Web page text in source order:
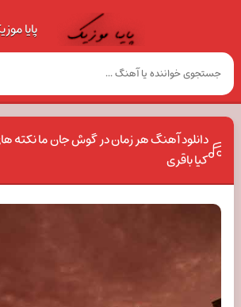
پایا
دانلود آهنگ هر زمان در گوش جان ما نکته
کیا باقری